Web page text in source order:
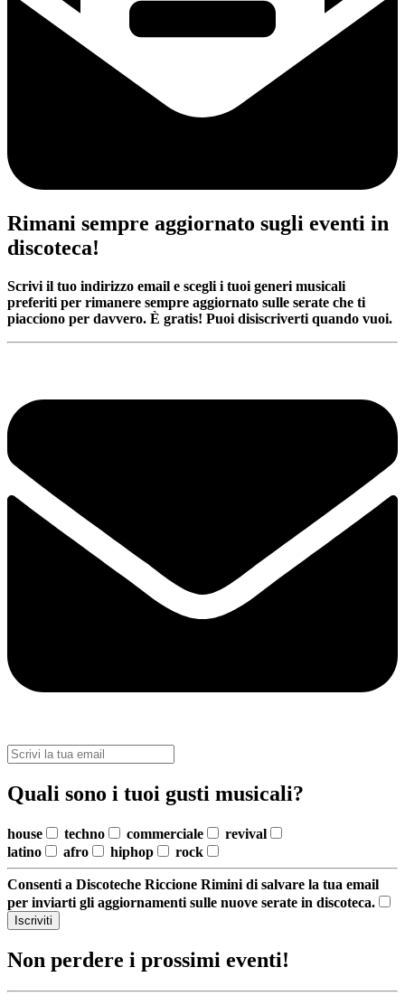
Rimani sempre aggiornato sugli eventi in
discoteca!
Scrivi il tuo indirizzo email e scegli i tuoi generi musicali
preferiti per rimanere sempre aggiornato sulle serate che ti
piacciono per davvero. È gratis! Puoi disiscriverti quando vuoi.
Quali sono i tuoi gusti musicali?
house techno commerciale
revival
latino
afro hiphop rock
Consenti a Discoteche Riccione Rimini di salvare la tua email
per inviarti gli aggiornamenti sulle nuove serate in discoteca.
Iscriviti
Non perdere i prossimi eventi!